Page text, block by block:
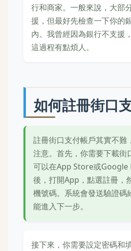
行和商家。一般來說，大部
援，但最好先檢查一下你的
內。我曾經因為銀行不支援
這過程有點煩人。
如何註冊街口
註冊街口支付帳戶其實不難
注意。首先，你需要下載街
可以在App Store或Google
後，打開App，點選註冊，
機號碼。系統會發送驗證碼
能進入下一步。
接下來，你需要設定密碼和